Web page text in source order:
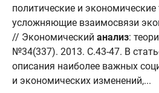
политические и экономические
усложняющие взаимосвязи
// Экономический анализ:
№34(337). 2013. C.43-47. В
описания наиболее важных
и экономических изменений,...